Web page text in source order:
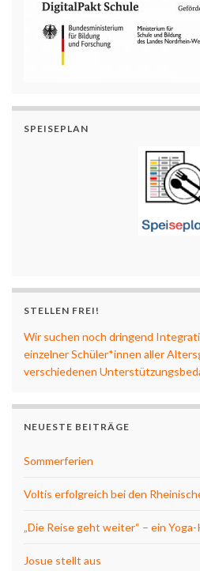
SPEISEPLAN
STELLEN FREI!
Wir suchen noch dringend
einzelner Schüler*innen aller
verschiedenen
NEUESTE BEITRÄGE
Sommerferien
Voltis erfolgreich bei den
„Die Reise geht weiter“ – ein
Josue stellt aus